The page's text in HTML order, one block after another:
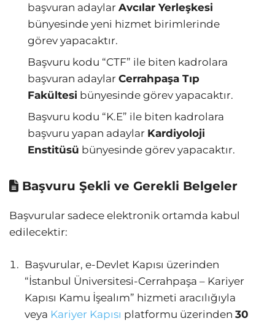
başvuran adaylar Avcılar Yerleşkesi
bünyesinde yeni hizmet birimlerinde
görev yapacaktır.
Başvuru kodu “CTF” ile biten kadrolara
başvuran adaylar Cerrahpaşa Tıp
Fakültesi bünyesinde görev yapacaktır.
Başvuru kodu “K.E” ile biten kadrolara
başvuru yapan adaylar Kardiyoloji
Enstitüsü bünyesinde görev yapacaktır.
Başvuru Şekli ve Gerekli Belgeler
Başvurular sadece elektronik ortamda kabul
edilecektir:
Başvurular, e-Devlet Kapısı üzerinden
“İstanbul Üniversitesi-Cerrahpaşa – Kariyer
Kapısı Kamu İşealım” hizmeti aracılığıyla
veya Kariyer Kapısı platformu üzerinden 30